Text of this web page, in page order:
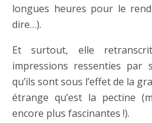
longues heures pour le
dire…).
Et surtout, elle
impressions ressenties par
qu’ils sont sous l’effet de la
étrange qu’est la pectine
encore plus fascinantes !).